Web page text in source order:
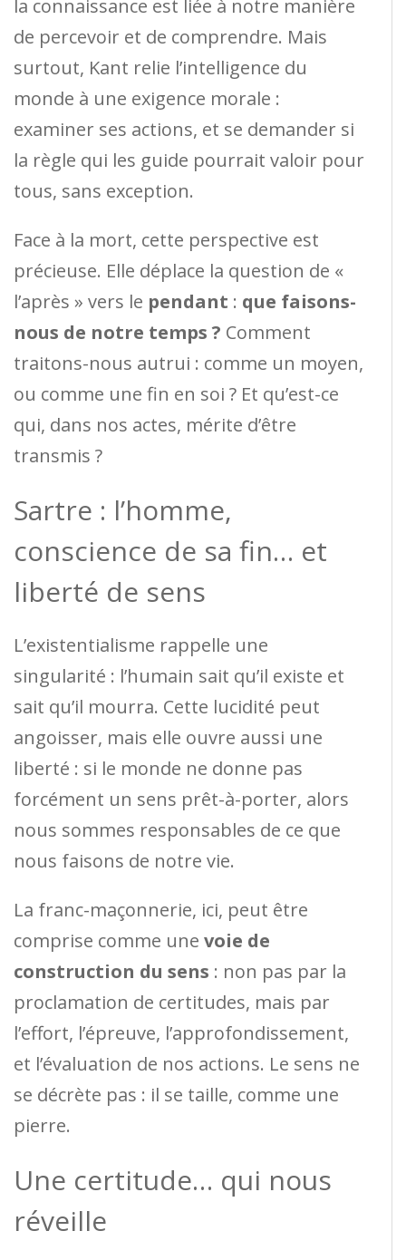
la connaissance est liée à notre manière
de percevoir et de comprendre. Mais
surtout, Kant relie l’intelligence du
monde à une exigence morale :
examiner ses actions, et se demander si
la règle qui les guide pourrait valoir pour
tous, sans exception.
Face à la mort, cette perspective est
précieuse. Elle déplace la question de «
l’après » vers le pendant : que faisons-
nous de notre temps ? Comment
traitons-nous autrui : comme un moyen,
ou comme une fin en soi ? Et qu’est-ce
qui, dans nos actes, mérite d’être
transmis ?
Sartre : l’homme,
conscience de sa fin… et
liberté de sens
L’existentialisme rappelle une
singularité : l’humain sait qu’il existe et
sait qu’il mourra. Cette lucidité peut
angoisser, mais elle ouvre aussi une
liberté : si le monde ne donne pas
forcément un sens prêt-à-porter, alors
nous sommes responsables de ce que
nous faisons de notre vie.
La franc-maçonnerie, ici, peut être
comprise comme une voie de
construction du sens : non pas par la
proclamation de certitudes, mais par
l’effort, l’épreuve, l’approfondissement,
et l’évaluation de nos actions. Le sens ne
se décrète pas : il se taille, comme une
pierre.
Une certitude… qui nous
réveille